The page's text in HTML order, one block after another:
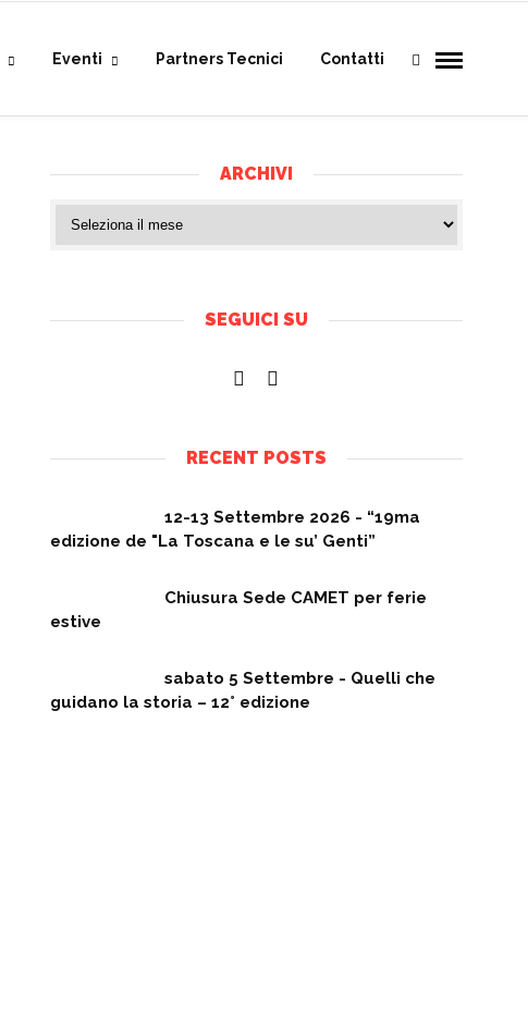
Eventi Partners Tecnici Contatti
ARCHIVI
SEGUICI SU
RECENT POSTS
12-13 Settembre 2026 - “19ma
edizione de "La Toscana e le su’ Genti”
Chiusura Sede CAMET per ferie
estive
sabato 5 Settembre - Quelli che
guidano la storia – 12° edizione